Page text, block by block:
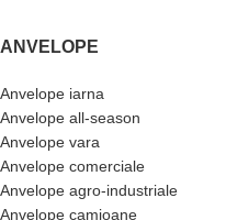
ANVELOPE
Anvelope iarna
Anvelope all-season
Anvelope vara
Anvelope comerciale
Anvelope agro-industriale
Anvelope camioane